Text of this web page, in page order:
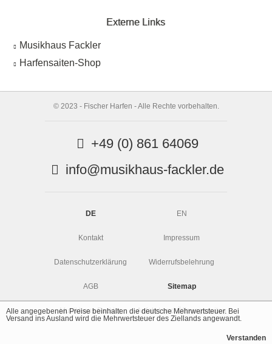
Externe Links
Musikhaus Fackler
Harfensaiten-Shop
© 2023 - Fischer Harfen - Alle Rechte vorbehalten.
+49 (0) 861 64069
info@musikhaus-fackler.de
DE EN
Kontakt Impressum
Datenschutzerklärung Widerrufsbelehrung
AGB Sitemap
Musikhaus Fackler Anfahrt und Öffnungszeiten
Alle angegebenen Preise beinhalten die deutsche Mehrwertsteuer. Bei
Versand ins Ausland wird die Mehrwertsteuer des Ziellands angewandt.
Verstanden